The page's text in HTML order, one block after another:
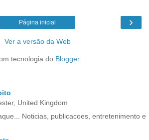
›
Página inicial
Ver a versão da Web
tecnologia do Blogger.
United Kingdom
Noticias, publicacoes, entretenimento e